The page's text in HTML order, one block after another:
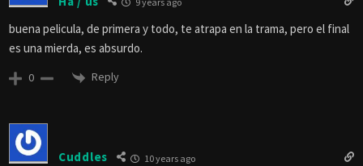
buena pelicula, de primera y todo, te atrapa en la trama, pero el final
es una mierda, es absurdo.
0 Reply
Cuddles 10 years ago